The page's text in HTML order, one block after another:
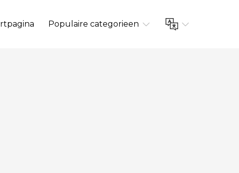
Populaire categorieen